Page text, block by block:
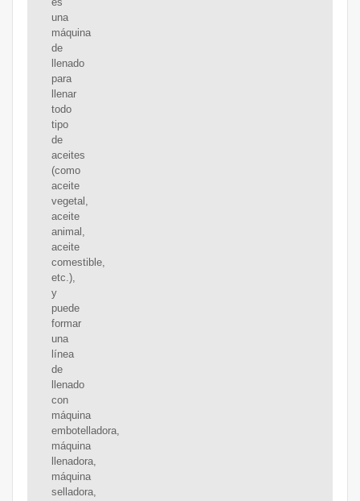
una
máquina
de
llenado
para
llenar
todo
tipo
de
aceites
(como
aceite
vegetal,
aceite
animal,
aceite
comestible,
etc.),
y
puede
formar
una
línea
de
llenado
con
máquina
embotelladora,
máquina
llenadora,
máquina
selladora,